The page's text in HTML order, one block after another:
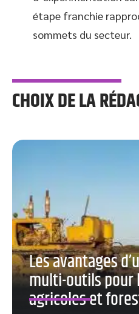
étape franchie
sommets du secteur.
CHOIX DE LA
Les avantages
multi-outils pour
agricoles et